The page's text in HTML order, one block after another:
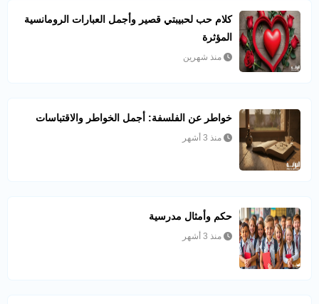
كلام حب لحبيبتي قصير وأجمل العبارات الرومانسية
المؤثرة
منذ شهرين
خواطر عن الفلسفة: أجمل الخواطر والاقتباسات
منذ 3 أشهر
حكم وأمثال مدرسية
منذ 3 أشهر